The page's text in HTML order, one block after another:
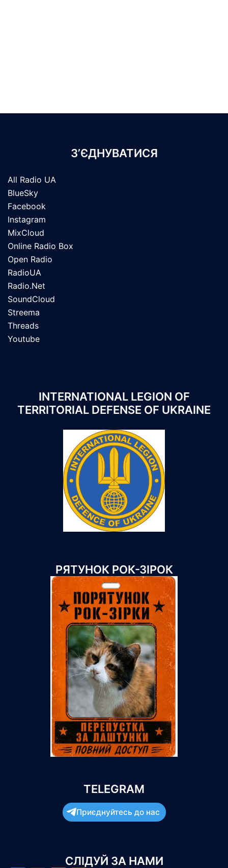
З’ЄДНУВАТИСЯ
All Radio UA
BlueSky
Facebook
Instagram
MixCloud
Online Radio Box
Open Radio
RadioUA
Radio.Net
SoundCloud
Streema
Threads
Youtube
INTERNATIONAL LEGION OF
TERRITORIAL DEFENSE OF UKRAINE
РЯТУНОК РОК-ЗІРОК
TELEGRAM
Приєднуйтесь до нас
СЛІДУЙ ЗА НАМИ